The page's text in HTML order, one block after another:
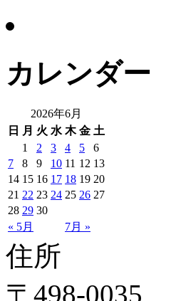
カレンダー
2026年6月
日
月 火 水 木 金 土
« 5月 7月 »
1 2 3 4 5
6
7
8 9 10 11 12 13
14 15 16 17 18 19 20
21 22 23 24 25 26 27
28 29 30
住所
〒498-0035